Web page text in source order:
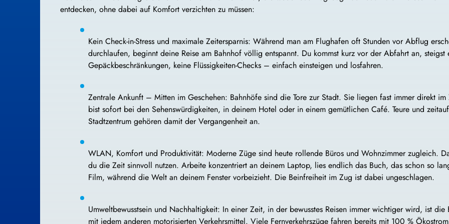
entdecken, ohne dabei auf Komfort verzichten zu müssen:
Kein Check-in-Stress und maximale Zeitersparnis: Während man am Flughafen oft Stunden vor Abflug
durchlaufen, beginnt deine Reise am Bahnhof völlig entspannt. Du kommst kurz vor der Abfahrt an,
Gepäckbeschränkungen, keine Flüssigkeiten-Checks – einfach einsteigen und losfahren.
Zentrale Ankunft – Mitten im Geschehen: Bahnhöfe sind die Tore zur Stadt. Sie liegen fast immer direkt
bist sofort bei den Sehenswürdigkeiten, in deinem Hotel oder in einem gemütlichen Café. Teure und
Stadtzentrum gehören damit der Vergangenheit an.
WLAN, Komfort und Produktivität: Moderne Züge sind heute rollende Büros und Wohnzimmer zugleich.
du die Zeit sinnvoll nutzen. Arbeite konzentriert an deinem Laptop, lies endlich das Buch, das schon so
Film, während die Welt an deinem Fenster vorbeizieht. Die Beinfreiheit im Zug ist dabei ungeschlagen.
Umweltbewusstsein und Nachhaltigkeit: In einer Zeit, in der bewusstes Reisen immer wichtiger wird, ist
mit jedem anderen motorisierten Verkehrsmittel. Viele Fernverkehrszüge fahren bereits mit 100 %